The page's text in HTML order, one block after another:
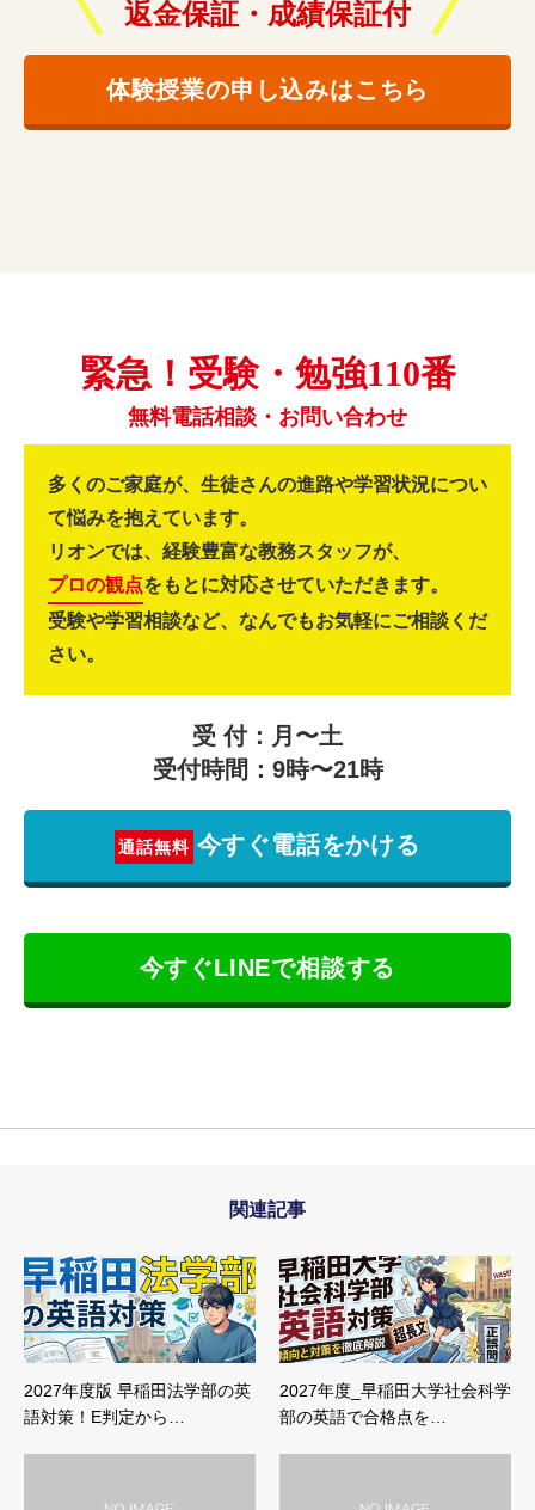
返金保証・成績保証付
体験授業の申し込みはこちら
緊急！受験・勉強110番
無料電話相談・お問い合わせ
多くのご家庭が、生徒さんの進路や学習状況につい
て悩みを抱えています。
リオンでは、経験豊富な教務スタッフが、
プロの観点をもとに対応させていただきます。
受験や学習相談など、なんでもお気軽にご相談くだ
さい。
受 付：月〜土
受付時間：9時〜21時
通話無料 今すぐ電話をかける
今すぐLINEで相談する
関連記事
2027年度版 早稲田法学部の英
語対策！E判定から…
2027年度_早稲田大学社会科学
部の英語で合格点を…